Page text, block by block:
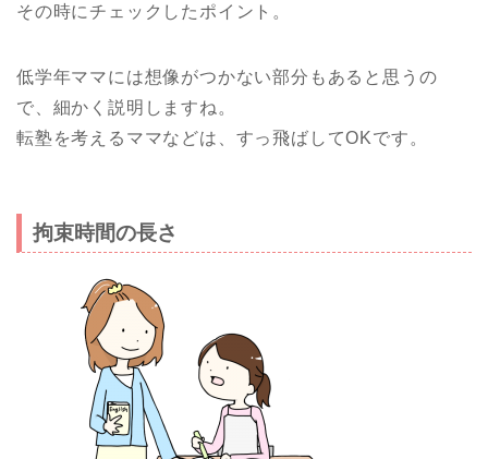
その時にチェックしたポイント。
低学年ママには想像がつかない部分もあると思うの
で、細かく説明しますね。
転塾を考えるママなどは、すっ飛ばしてOKです。
拘束時間の長さ